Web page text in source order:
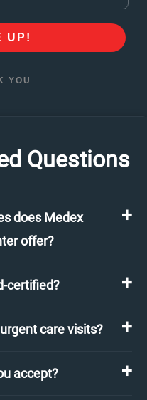
UP!
YOU
Questions
does Medex
offer?
certified?
care visits?
accept?